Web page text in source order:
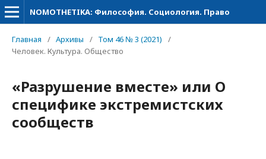
NOMOTHETIKA: Философия. Социология. Право
Главная / Архивы / Том 46 № 3 (2021)
/
Человек. Культура. Общество
«Разрушение вместе» или О
специфике экстремистских
сообществ